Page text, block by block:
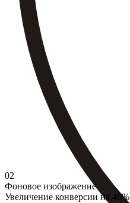
02
Фоновое изображение
Увеличение конверсии на 48%